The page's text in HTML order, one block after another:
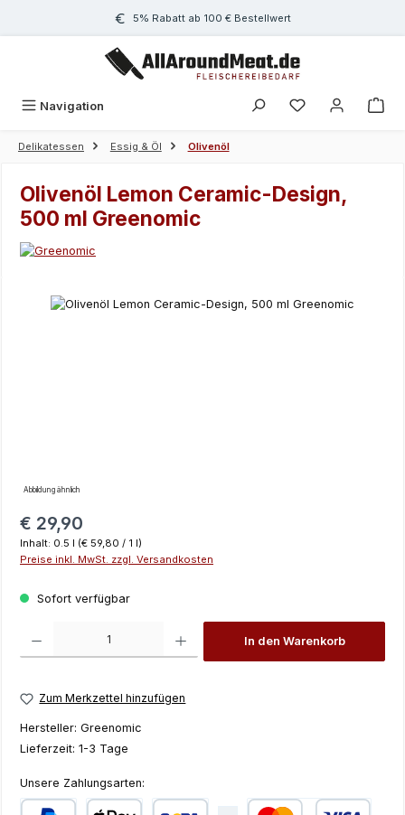
Zum Hauptinhalt springen5% Rabatt ab 100 € Bestellwert
Navigation
Delikatessen Essig & Öl Olivenöl
Olivenöl Lemon Ceramic-Design,
500 ml Greenomic
Bildergalerie überspringen
Abbildung ähnlich
Regulärer Preis:
€ 29,90
Inhalt: 0.5 l (€ 59,80 / 1 l)
Preise inkl. MwSt. zzgl. Versandkosten
Sofort verfügbar
In den Warenkorb
Zum Merkzettel hinzufügen
Hersteller: Greenomic
Lieferzeit: 1-3 Tage
Unsere Zahlungsarten: